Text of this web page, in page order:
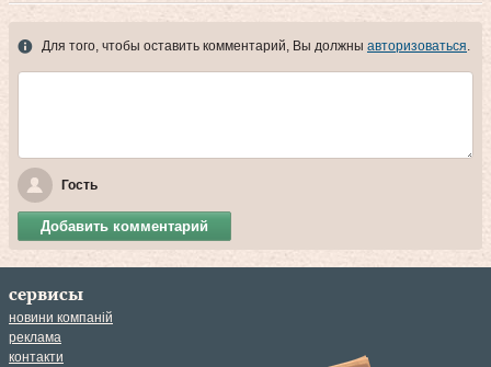
Для того, чтобы оставить комментарий, Вы должны авторизоваться.
Гость
Добавить комментарий
сервисы
новини компаній
реклама
контакти